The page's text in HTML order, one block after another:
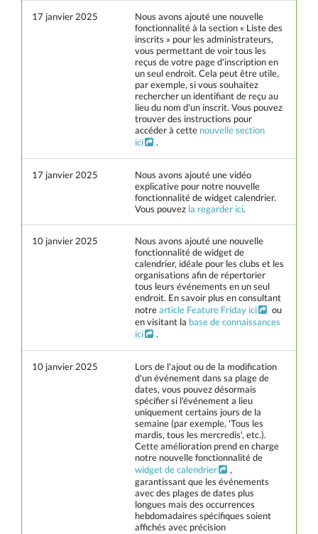
17 janvier 2025
Nous avons ajouté une nouvelle
fonctionnalité à la section « Liste des
inscrits » pour les administrateurs,
vous permettant de voir tous les
reçus de votre page d'inscription en
un seul endroit. Cela peut être utile,
par exemple, si vous souhaitez
rechercher un identifiant de reçu au
lieu du nom d'un inscrit. Vous pouvez
trouver des instructions pour
accéder à cette nouvelle section
ici
.
17 janvier 2025
Nous avons ajouté une vidéo
explicative pour notre nouvelle
fonctionnalité de widget calendrier.
Vous pouvez la regarder ici.
10 janvier 2025
Nous avons ajouté une nouvelle
fonctionnalité de widget de
calendrier, idéale pour les clubs et les
organisations afin de répertorier
tous leurs événements en un seul
endroit. En savoir plus en consultant
notrearticle Feature Friday ici
ou
en visitant la base de connaissances
ici
.
10 janvier 2025
Lors de l'ajout ou de la modification
d'un événement dans sa plage de
dates, vous pouvez désormais
spécifier si l'événement a lieu
uniquement certains jours de la
semaine (par exemple, 'Tous les
mardis, tous les mercredis', etc.).
Cette amélioration prend en charge
notre nouvelle fonctionnalité de
widget de calendrier
,
garantissant que les événements
avec des plages de dates plus
longues mais des occurrences
hebdomadaires spécifiques soient
affichés avec précision